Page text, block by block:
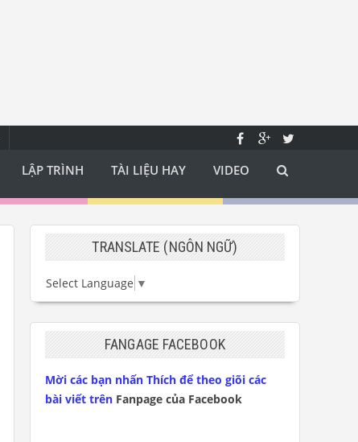
LẬP TRÌNH TÀI LIỆU HAY VIDEO
TRANSLATE (NGÔN NGỮ)
Select Language ▼
FANGAGE FACEBOOK
Mời các bạn nhấn Thích để theo giõi các
bài viết trên Fanpage của Facebook